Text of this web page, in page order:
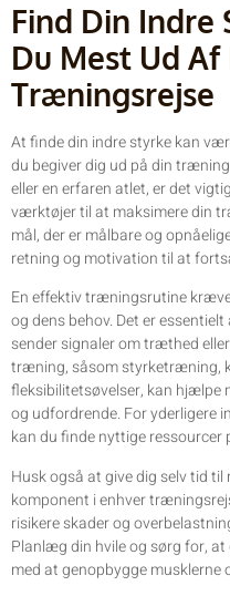
Find Din Indre
Du Mest Ud Af
Træningsrejse
At finde din indre styrke kan
du begiver dig ud på din
eller en erfaren atlet, er det
værktøjer til at maksimere din
mål, der er målbare og
retning og motivation til at
En effektiv træningsrutine
og dens behov. Det er
sender signaler om træthed
træning, såsom styrketræning,
fleksibilitetsøvelser, kan
og udfordrende. For
kan du finde nyttige ressourcer
Husk også at give dig selv tid
komponent i enhver
risikere skader og
Planlæg din hvile og sørg for,
med at genopbygge